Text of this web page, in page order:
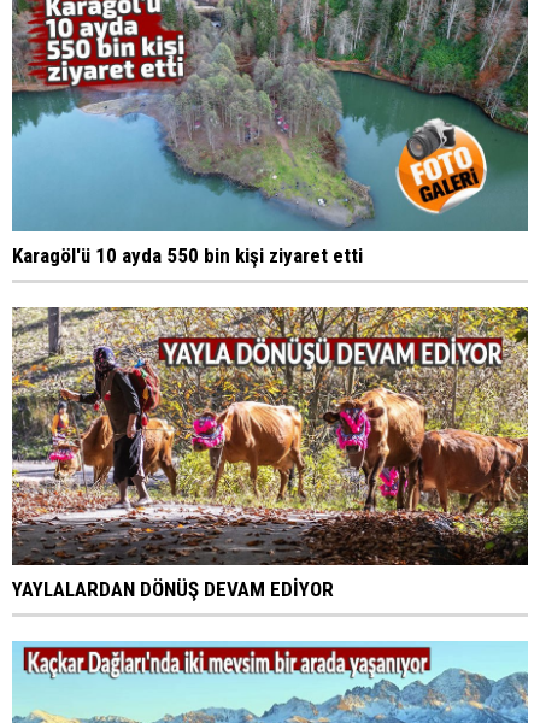
Karagöl'ü 10 ayda 550 bin kişi ziyaret etti
YAYLALARDAN DÖNÜŞ DEVAM EDİYOR